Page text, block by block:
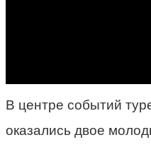
В центре событий
оказались двое